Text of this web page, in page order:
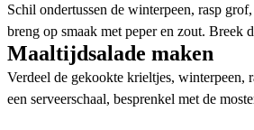
Schil ondertussen de winterpeen, rasp
breng op smaak met peper en zout. Breek
Maaltijdsalade maken
Verdeel de gekookte krieltjes, winterpeen,
een serveerschaal, besprenkel met de